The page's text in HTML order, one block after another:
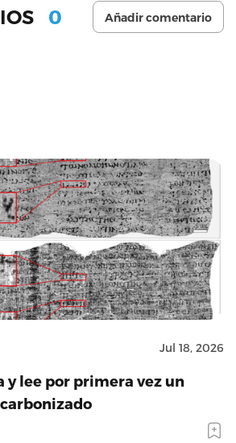
0 Añadir comentario
Jul 18, 2026
y lee por primera vez un